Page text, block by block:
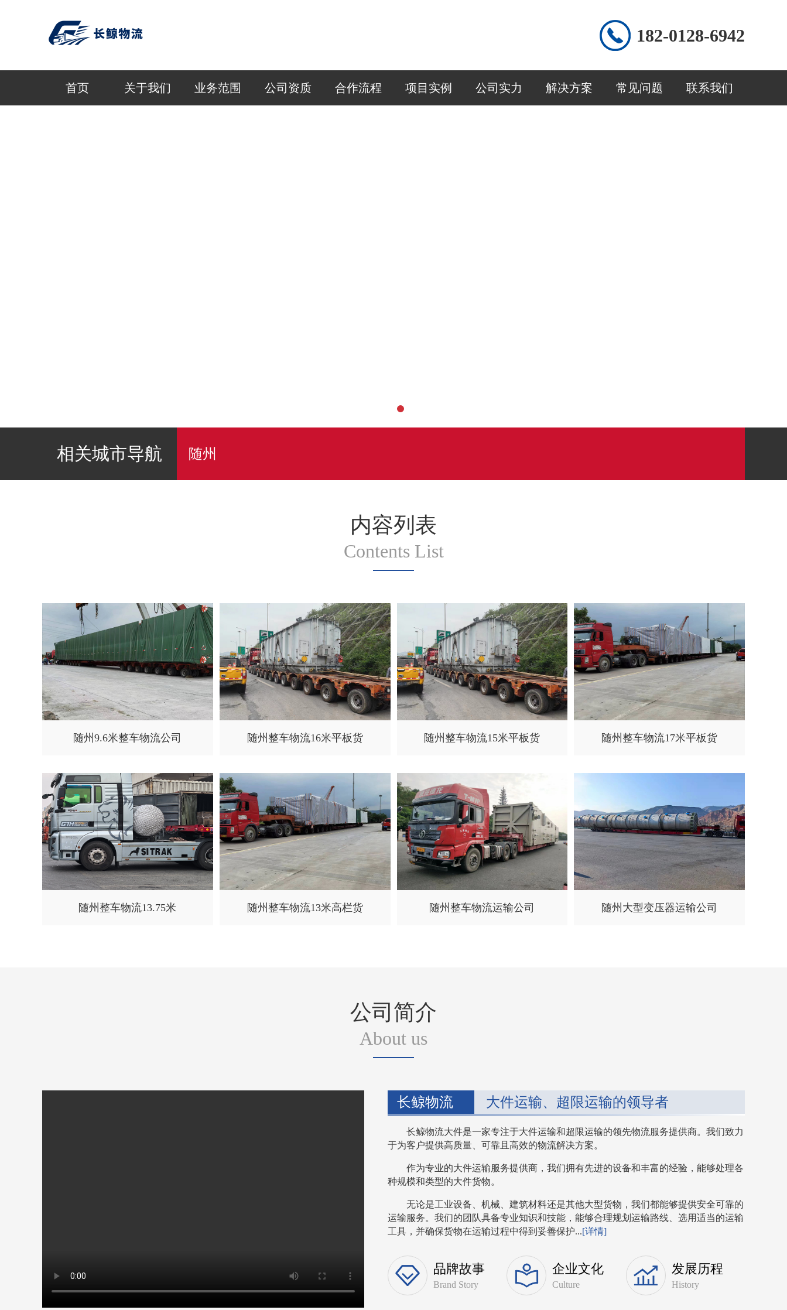
182-0128-6942
首页 关于我们 业务范围 公司资质 合作流程 项目实例 公司实力 解决方案 常见问题 联系我们
相关城市导航 随州
内容列表
Contents List
随州9.6米整车物流公司 随州整车物流16米平板货 随州整车物流15米平板货 随州整车物流17米平板货
随州整车物流13.75米 随州整车物流13米高栏货 随州整车物流运输公司 随州大型变压器运输公司
公司简介
About us
长鲸物流 大件运输、超限运输的领导者
长鲸物流大件是一家专注于大件运输和超限运输的领先物流服务提供商。我们致力
于为客户提供高质量、可靠且高效的物流解决方案。
作为专业的大件运输服务提供商，我们拥有先进的设备和丰富的经验，能够处理各
种规模和类型的大件货物。
无论是工业设备、机械、建筑材料还是其他大型货物，我们都能够提供安全可靠的
运输服务。我们的团队具备专业知识和技能，能够合理规划运输路线、选用适当的运输
工具，并确保货物在运输过程中得到妥善保护...[详情]
品牌故事
Brand Story
企业文化
Culture
发展历程
History